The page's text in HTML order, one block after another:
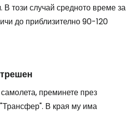
този случай средното време за
до приблизително 90-120
преминете през
В края му има